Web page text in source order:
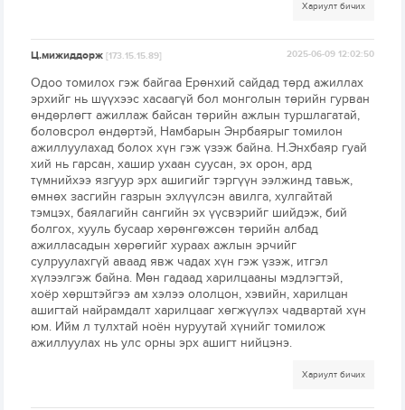
Хариулт бичих
Ц.мижиддорж[173.15.15.89] 2025-06-09 12:02:50
Одоо томилох гэж байгаа Ерөнхий сайдад төрд ажиллах
эрхийг нь шүүхээс хасаагүй бол монголын төрийн гурван
өндөрлөгт ажиллаж байсан төрийн ажлын туршлагатай,
боловсрол өндөртэй, Намбарын Энрбаярыг томилон
ажиллуулахад болох хүн гэж үзэж байна. Н.Энхбаяр гуай
хий нь гарсан, хашир ухаан суусан, эх орон, ард
түмнийхээ язгуур эрх ашигийг тэргүүн ээлжинд тавьж,
өмнөх засгийн газрын эхлүүлсэн авилга, хулгайтай
тэмцэх, баялагийн сангийн эх үүсвэрийг шийдэж, бий
болгох, хууль бусаар хөрөнгөжсөн төрийн албад
ажилласадын хөрөгийг хураах ажлын эрчийг
сулруулахгүй аваад явж чадах хүн гэж үзэж, итгэл
хүлээлгэж байна. Мөн гадаад харилцааны мэдлэгтэй,
хоёр хөрштэйгээ ам хэлээ ололцон, хэвийн, харилцан
ашигтай найрамдалт харилцааг хөгжүүлэх чадвартай хүн
юм. Ийм л тулхтай ноён нуруутай хүнийг томилож
ажиллуулах нь улс орны эрх ашигт нийцэнэ.
Хариулт бичих